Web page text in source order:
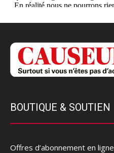
BOUTIQUE & SOUTIEN
Offres d’abonnement en ligne